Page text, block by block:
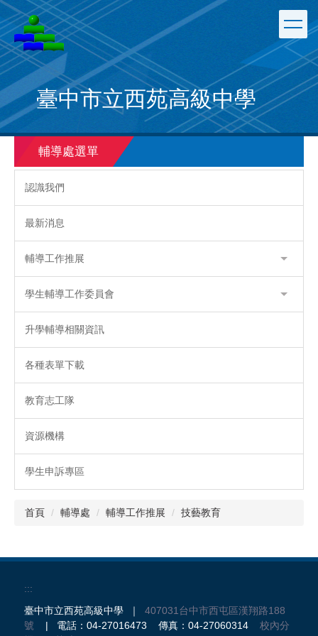
跳
到
主
要
內
容
區
臺中市立西苑高級中學
輔導處選單
認識我們
最新消息
輔導工作推展
學生輔導工作委員會
升學輔導相關資訊
各種表單下載
教育志工隊
資源機構
學生申訴專區
首頁 輔導處 輔導工作推展 技藝教育
:::
臺中市立西苑高級中學 ｜ 407031台中市西屯區漢翔路188
號 | 電話：04-27016473 傳真：04-27060314 校內分